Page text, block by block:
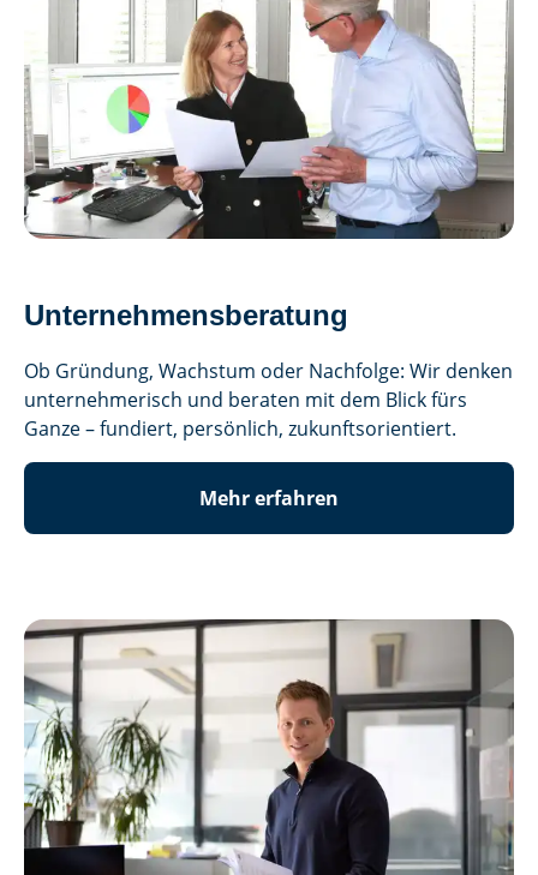
Unternehmen­sberatung
Ob Gründung, Wachstum oder Nachfolge: Wir denken
unternehmerisch und beraten mit dem Blick fürs
Ganze – fundiert, persönlich, zukunftsorientiert.
Mehr erfahren